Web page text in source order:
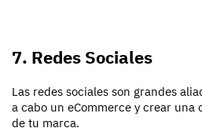
7. Redes Sociales
Las redes sociales son grandes
a cabo un eCommerce y crear
de tu marca.